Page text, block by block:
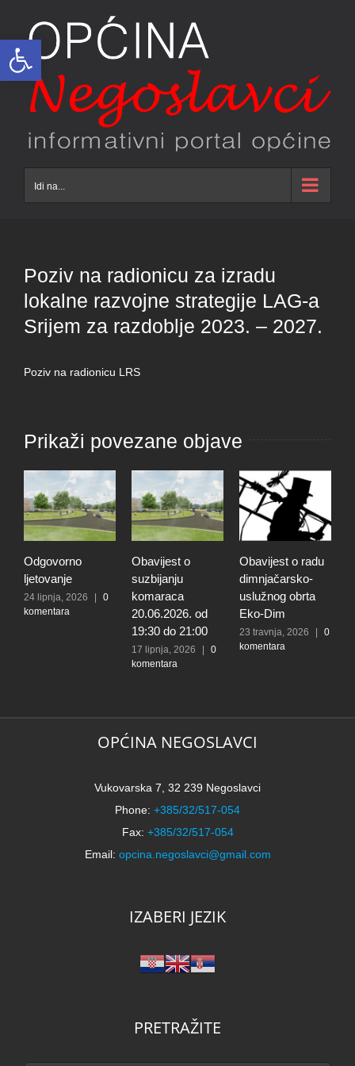
Open toolbar
content
Idi na...
Poziv na radionicu za izradu
lokalne razvojne strategije LAG-a
Srijem za razdoblje 2023. – 2027.
Poziv na radionicu LRS
Prikaži povezane objave
Odgovorno
ljetovanje
24 lipnja, 2026
0
komentara
Obavijest o
suzbijanju
komaraca
20.06.2026. od
19:30 do 21:00
17 lipnja, 2026
0
komentara
Obavijest o radu
dimnjačarsko-
uslužnog obrta
Eko-Dim
23 travnja, 2026
0
komentara
OPĆINA NEGOSLAVCI
Vukovarska 7, 32 239 Negoslavci
Phone: +385/32/517-054
Fax: +385/32/517-054
Email: opcina.negoslavci@gmail.com
IZABERI JEZIK
PRETRAŽITE